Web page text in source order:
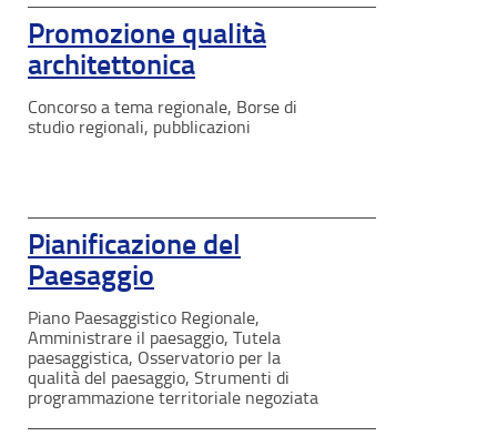
Promozione qualità
architettonica
Concorso a tema regionale, Borse di
studio regionali, pubblicazioni
Pianificazione del
Paesaggio
Piano Paesaggistico Regionale,
Amministrare il paesaggio, Tutela
paesaggistica, Osservatorio per la
qualità del paesaggio, Strumenti di
programmazione territoriale negoziata